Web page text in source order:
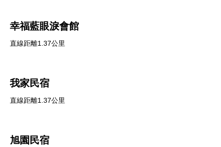
幸福藍眼淚會館
直線距離1.37公里
我家民宿
直線距離1.37公里
旭園民宿